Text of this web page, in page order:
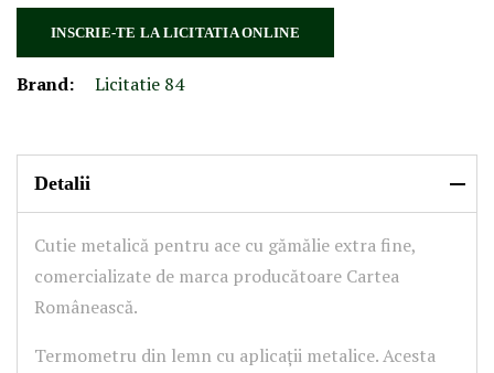
INSCRIE-TE LA LICITATIA ONLINE
Brand: Licitatie 84
Detalii
Cutie metalică pentru ace cu gămălie extra fine,
comercializate de marca producătoare Cartea
Românească.
Termometru din lemn cu aplicații metalice. Acesta